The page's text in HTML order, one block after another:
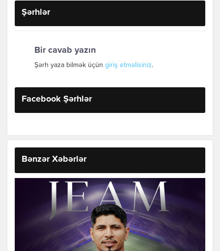
Şərhlər
Bir cavab yazın
Şərh yaza bilmək üçün giriş etməlisiniz.
Facebook Şərhlər
Bənzər Xəbərlər